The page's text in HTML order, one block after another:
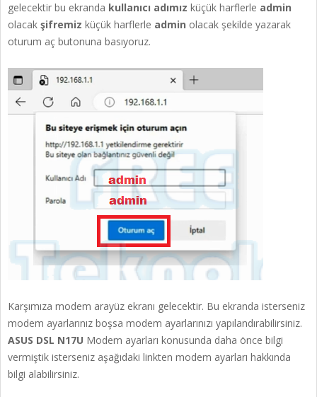
gelecektir bu ekranda kullanıcı adımız küçük harflerle admin
olacak şifremiz küçük harflerle admin olacak şekilde yazarak
oturum aç butonuna basıyoruz.
Karşımıza modem arayüz ekranı gelecektir. Bu ekranda isterseniz
modem ayarlarınız boşsa modem ayarlarınızı yapılandırabilirsiniz.
ASUS DSL N17U Modem ayarları konusunda daha önce bilgi
vermiştik isterseniz aşağıdaki linkten modem ayarları hakkında
bilgi alabilirsiniz.